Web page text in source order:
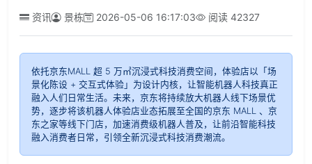
资讯 景栋 2026-05-06 16:17:03 阅读 42327
依托京东MALL 超 5 万㎡沉浸式科技消费空间，体验店以「场
景化陈设 + 交互式体验」为设计内核，让智能机器人科技真正
融入人们日常生活。未来，京东将持续放大机器人线下场景优
势，逐步将该机器人体验店业态拓展至全国的京东 MALL 、京
东之家等线下门店，加速消费级机器人普及，让前沿智能科技
融入消费者日常，引领全新沉浸式科技消费潮流。